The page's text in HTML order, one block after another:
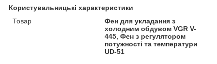
Користувальницькі характеристики
Товар
Фен для укладання з
холодним обдувом VGR V-
445, Фен з регулятором
потужності та температури
UD-51